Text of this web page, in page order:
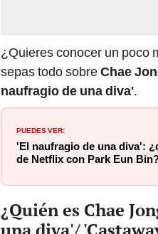
¿Quieres conocer un poco
sepas todo sobreChae
naufragio de una diva'.
PUEDES VER:
'El naufragio de una diva':
de Netflix con Park Eun
¿Quién es Chae